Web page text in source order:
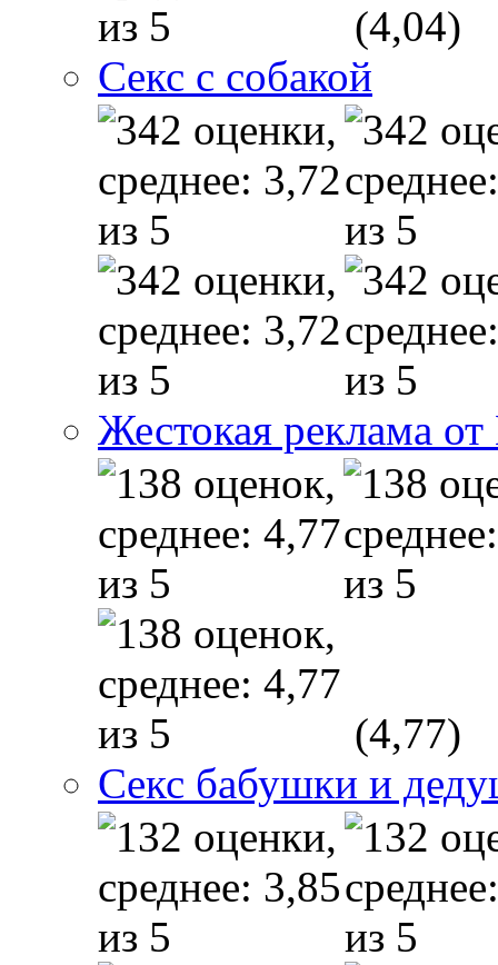
(4,04)
Секс с собакой
Жестокая реклама
(4,77)
Секс бабушки и